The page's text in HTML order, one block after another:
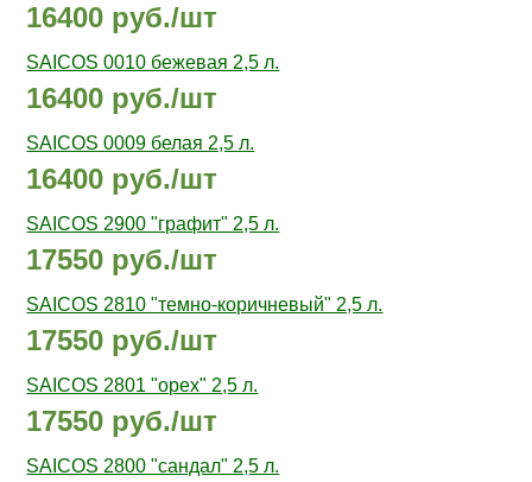
16400 руб./шт
SAICOS 0010 бежевая 2,5 л.
16400 руб./шт
SAICOS 0009 белая 2,5 л.
16400 руб./шт
SAICOS 2900 "графит" 2,5 л.
17550 руб./шт
SAICOS 2810 "темно-коричневый" 2,5 л.
17550 руб./шт
SAICOS 2801 "орех" 2,5 л.
17550 руб./шт
SAICOS 2800 "сандал" 2,5 л.